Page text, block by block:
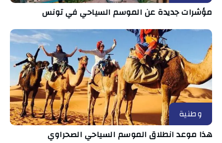
مؤشرات جديدة عن الموسم السياحي في تونس
وطنية
هذا موعد انطلاق الموسم السياحي الصحراوي